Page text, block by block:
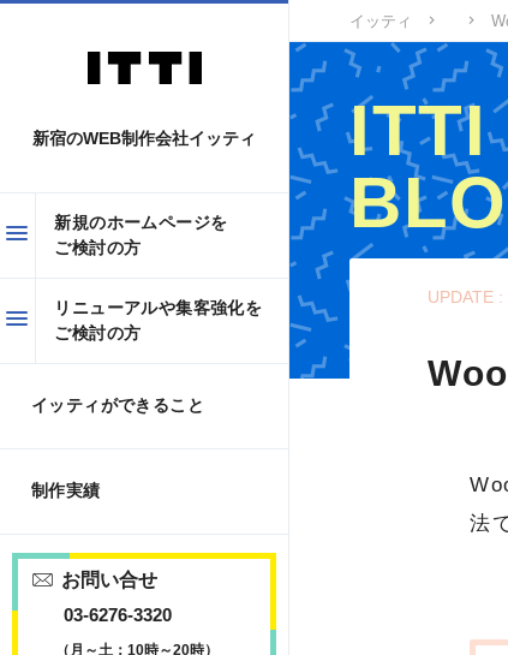
イッティ
ITTI
UPDATE
法
新宿のWEB制作会社イッティ
新規のホームページを
ご検討の方
リニューアルや集客強化を
ご検討の方
イッティができること
制作実績
お問い合せ
03-6276-3320
（月～土：10時～20時）